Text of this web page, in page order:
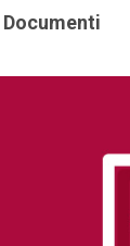
Documenti